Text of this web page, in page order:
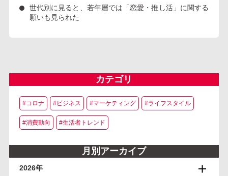
世代別に見ると、 若年層では「恋愛・推し活」 に関する
願いも見られた
カテゴリ
#コロナ #ビジネス #マーケティング #ライフスタイル
#消費動向 #生活者トレンド
月別アーカイブ
2026年